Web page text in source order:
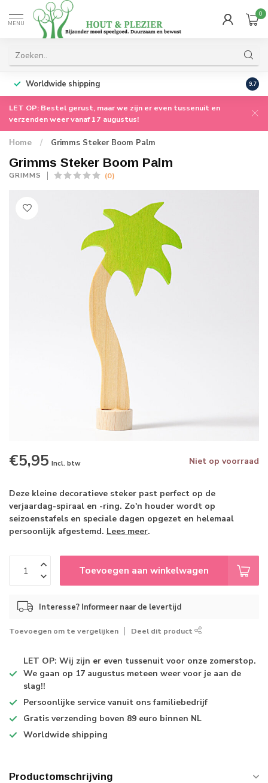
MENU
0
Worldwide shipping 9.7
LET OP: Bestel gerust, maar we zijn er even tussenuit en
verzenden weer vanaf 17 augustus!
Home / Grimms Steker Boom Palm
Grimms Steker Boom Palm
GRIMMS (0)
€5,95 Incl. btw Niet op voorraad
Deze kleine decoratieve steker past perfect op de
verjaardag-spiraal en -ring. Zo'n houder wordt op
seizoenstafels en speciale dagen opgezet en helemaal
persoonlijk afgestemd. Lees meer.
Toevoegen aan winkelwagen
Interesse? Informeer naar de levertijd
Toevoegen om te vergelijken Deel dit product
LET OP: Wij zijn er even tussenuit voor onze zomerstop.
We gaan op 17 augustus meteen weer voor je aan de
slag!!
Persoonlijke service vanuit ons familiebedrijf
Gratis verzending boven 89 euro binnen NL
Worldwide shipping
Productomschrijving